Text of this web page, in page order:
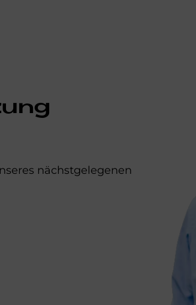
nächstgelegenen